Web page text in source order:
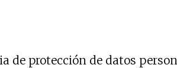
de protección de datos